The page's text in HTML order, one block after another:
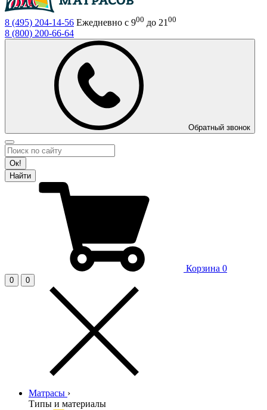
8 (495) 204-14-56 Ежедневно с 900 до 21 00
8 (800) 200-66-64
Обратный звонок
Ок!
Найти
Корзина 0
0 0
Матрасы ›
Типы и материалы